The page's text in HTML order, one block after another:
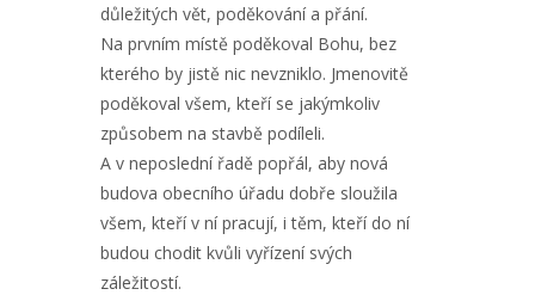
důležitých vět, poděkování a přání.
Na prvním místě poděkoval Bohu, bez
kterého by jistě nic nevzniklo. Jmenovitě
poděkoval všem, kteří se jakýmkoliv
způsobem na stavbě podíleli.
A v neposlední řadě popřál, aby nová
budova obecního úřadu dobře sloužila
všem, kteří v ní pracují, i těm, kteří do ní
budou chodit kvůli vyřízení svých
záležitostí.